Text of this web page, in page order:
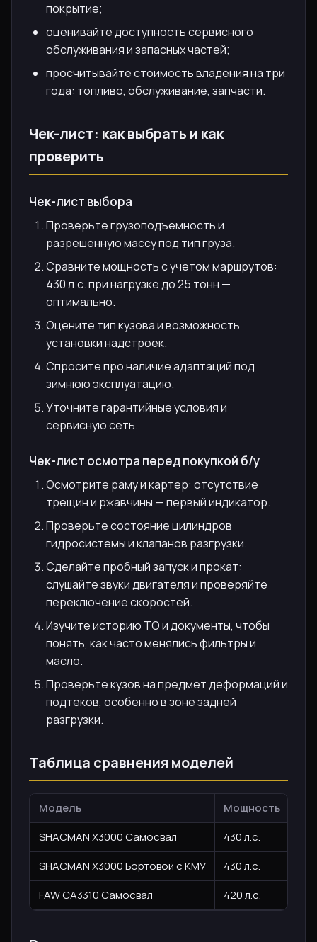
покрытие;
оценивайте доступность сервисного
обслуживания и запасных частей;
просчитывайте стоимость владения на три
года: топливо, обслуживание, запчасти.
Чек-лист: как выбрать и как
проверить
Чек-лист выбора
Проверьте грузоподъемность и
разрешенную массу под тип груза.
Сравните мощность с учетом маршрутов:
430 л.с. при нагрузке до 25 тонн —
оптимально.
Оцените тип кузова и возможность
установки надстроек.
Спросите про наличие адаптаций под
зимнюю эксплуатацию.
Уточните гарантийные условия и
сервисную сеть.
Чек-лист осмотра перед покупкой б/у
Осмотрите раму и картер: отсутствие
трещин и ржавчины — первый индикатор.
Проверьте состояние цилиндров
гидросистемы и клапанов разгрузки.
Сделайте пробный запуск и прокат:
слушайте звуки двигателя и проверяйте
переключение скоростей.
Изучите историю ТО и документы, чтобы
понять, как часто менялись фильтры и
масло.
Проверьте кузов на предмет деформаций и
подтеков, особенно в зоне задней
разгрузки.
Таблица сравнения моделей
Модель Мощность
SHACMAN X3000 Самосвал
430 л.с.
SHACMAN X3000 Бортовой с КМУ
430 л.с.
FAW CA3310 Самосвал
420 л.с.